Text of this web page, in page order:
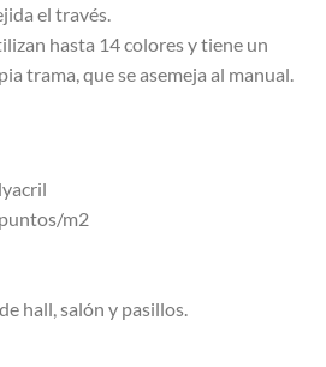
el través.
hasta 14 colores y tiene un
trama, que se asemeja al manual.
m2
hall, salón y pasillos.